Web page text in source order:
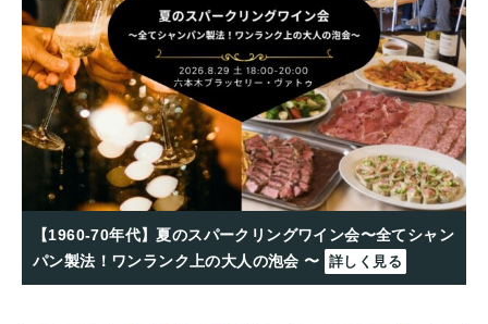
【1960-70年代】夏のスパークリングワイン会〜全てシャン
パン製法！ワンランク上の大人の泡会 〜 詳しく見る